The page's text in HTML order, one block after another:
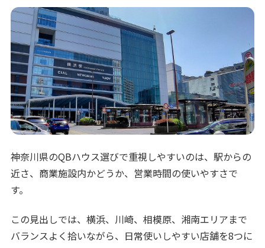
神奈川県のQBハウス選びで重視しやすいのは、駅からの
近さ、商業施設内かどうか、営業時間の使いやすさで
す。
この見出しでは、横浜、川崎、相模原、湘南エリアまで
バランスよく拾いながら、日常使いしやすい店舗を8つに